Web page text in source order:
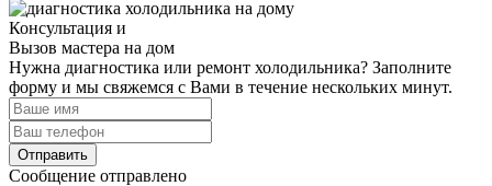
Консультация и
Вызов мастера на дом
Нужна диагностика или ремонт холодильника? Заполните
форму и мы свяжемся с Вами в течение нескольких минут.
Отправить
Сообщение отправлено